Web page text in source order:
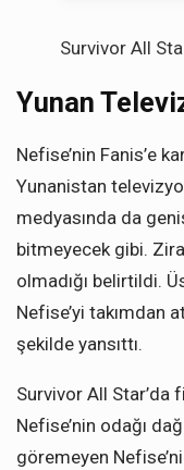
Survivor All
Yunan
Nefise’nin Fanis’e
Yunanistan
medyasında da
bitmeyecek gibi. Zira
olmadığı belirtildi.
Nefise’yi takımdan
şekilde yansıttı.
Survivor All Star’da
Nefise’nin odağı
göremeyen